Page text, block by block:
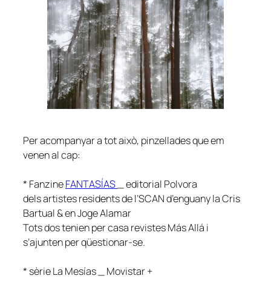
Per acompanyar a tot això, pinzellades que em
venen al cap:
* FanzineFANTASÍAS
_ editorial Polvora
dels artistes residents de l’SCAN d’enguany la Cris
Bartual & en Joge Alamar
Tots dos tenien per casa revistes Más Allá i
s’ajunten per qüestionar-se.
* sèrie La Mesías _ Movistar +